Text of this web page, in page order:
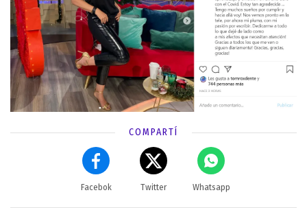
COMPARTÍ
Facebok Twitter Whatsapp